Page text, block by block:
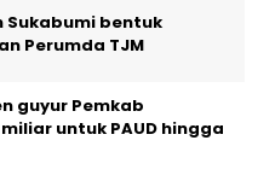
Sukabumi bentuk
Perumda TJM
guyur Pemkab
untuk PAUD hingga